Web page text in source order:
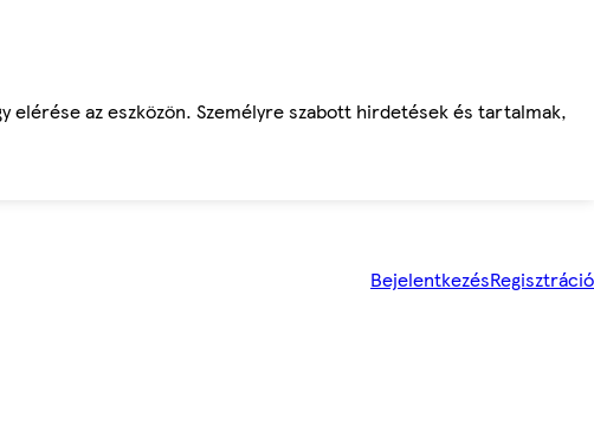
elérése az eszközön. Személyre szabott hirdetések és tartalmak,
BejelentkezésRegisztráció